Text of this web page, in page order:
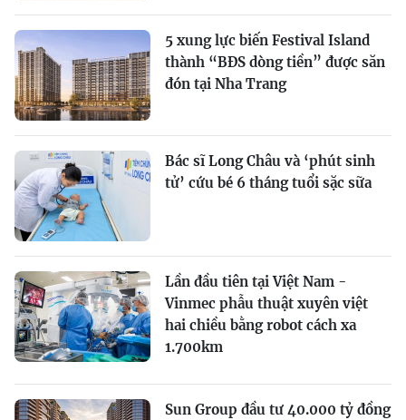
5 xung lực biến Festival Island
thành “BĐS dòng tiền” được săn
đón tại Nha Trang
Bác sĩ Long Châu và ‘phút sinh
tử’ cứu bé 6 tháng tuổi sặc sữa
Lần đầu tiên tại Việt Nam -
Vinmec phẫu thuật xuyên việt
hai chiều bằng robot cách xa
1.700km
Sun Group đầu tư 40.000 tỷ đồng